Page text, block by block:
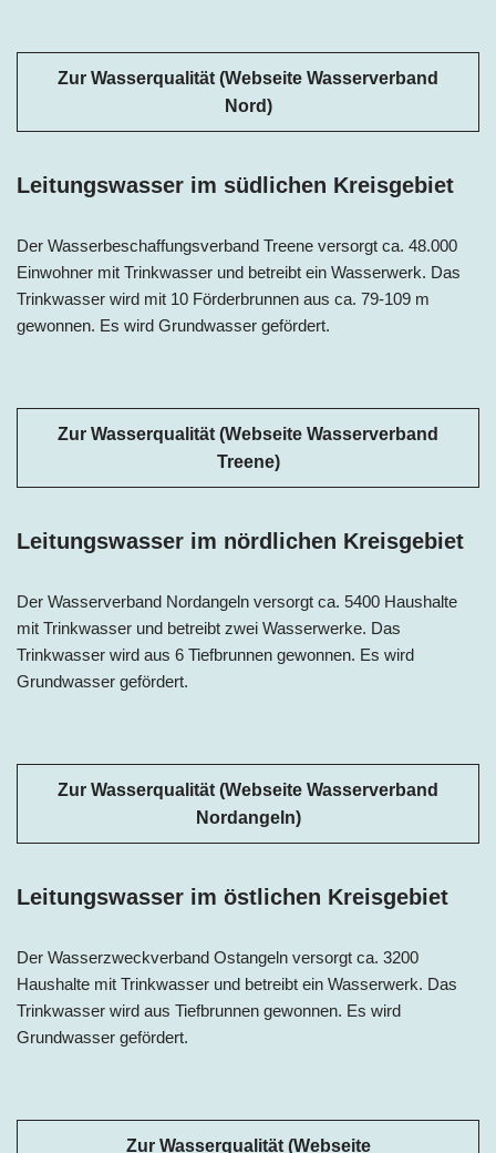
Zur Wasserqualität (Webseite Wasserverband
Nord)
Leitungswasser im südlichen Kreisgebiet
Der Wasserbeschaffungsverband Treene versorgt ca. 48.000
Einwohner mit Trinkwasser und betreibt ein Wasserwerk. Das
Trinkwasser wird mit 10 Förderbrunnen aus ca. 79-109 m
gewonnen. Es wird Grundwasser gefördert.
Zur Wasserqualität (Webseite Wasserverband
Treene)
Leitungswasser im nördlichen Kreisgebiet
Der Wasserverband Nordangeln versorgt ca. 5400 Haushalte
mit Trinkwasser und betreibt zwei Wasserwerke. Das
Trinkwasser wird aus 6 Tiefbrunnen gewonnen. Es wird
Grundwasser gefördert.
Zur Wasserqualität (Webseite Wasserverband
Nordangeln)
Leitungswasser im östlichen Kreisgebiet
Der Wasserzweckverband Ostangeln versorgt ca. 3200
Haushalte mit Trinkwasser und betreibt ein Wasserwerk. Das
Trinkwasser wird aus Tiefbrunnen gewonnen. Es wird
Grundwasser gefördert.
Zur Wasserqualität (Webseite